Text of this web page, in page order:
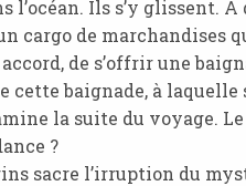
l’océan. Ils s’y glissent.
cargo de marchandises
de s’offrir une
cette baignade, à
la suite du voyage.
?
sacre l’irruption du